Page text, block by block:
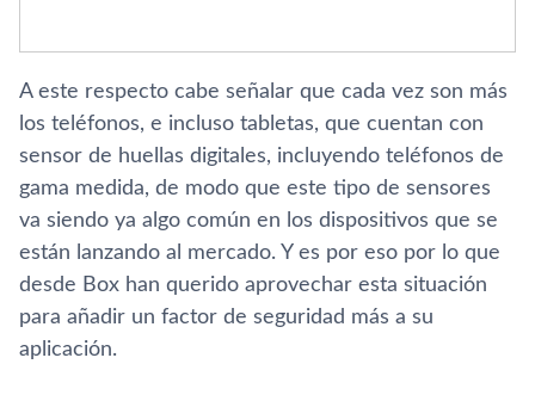
A este respecto cabe señalar que cada vez son más
los teléfonos, e incluso tabletas, que cuentan con
sensor de huellas digitales, incluyendo teléfonos de
gama medida, de modo que este tipo de sensores
va siendo ya algo común en los dispositivos que se
están lanzando al mercado. Y es por eso por lo que
desde Box han querido aprovechar esta situación
para añadir un factor de seguridad más a su
aplicación.